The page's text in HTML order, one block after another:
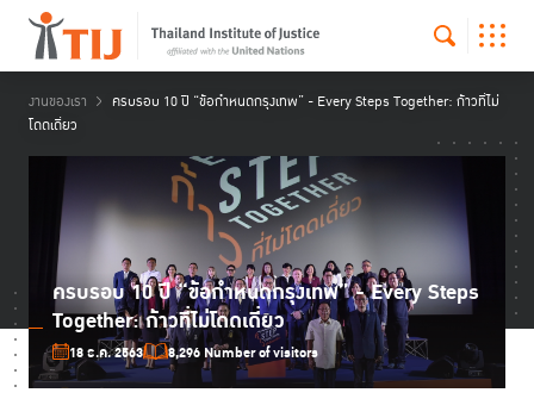
งานของเรา
ครบรอบ 10 ปี “ข้อกำหนดกรุงเทพ” - Every Steps Together: ก้าวที่ไม่
โดดเดี่ยว
ครบรอบ 10 ปี “ข้อกำหนดกรุงเทพ” - Every Steps
Together: ก้าวที่ไม่โดดเดี่ยว
18 ธ.ค. 2563 8,296 Number of visitors